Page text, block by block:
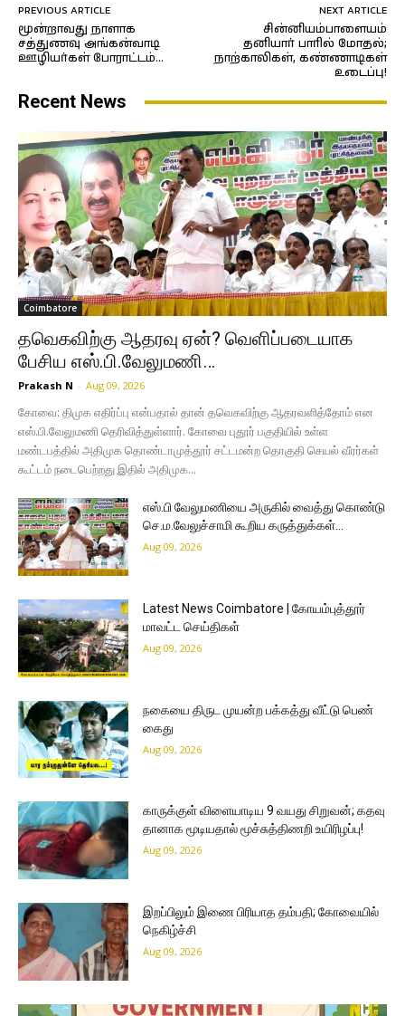
PREVIOUS ARTICLE
மூன்றாவது நாளாக
சத்துணவு அங்கன்வாடி
ஊழியர்கள் போராட்டம்…
NEXT ARTICLE
சின்னியம்பாளையம்
தனியார் பாரில் மோதல்;
நாற்காலிகள், கண்ணாடிகள்
உடைப்பு!
Recent News
Coimbatore
தவெகவிற்கு ஆதரவு ஏன்? வெளிப்படையாக
பேசிய எஸ்.பி.வேலுமணி…
Prakash N - Aug 09, 2026
கோவை: திமுக எதிர்ப்பு என்பதால் தான் தவெகவிற்கு ஆதரவளித்தோம் என
எஸ்.பி.வேலுமணி தெரிவித்துள்ளார். கோவை புதூர் பகுதியில் உள்ள
மண்டபத்தில் அதிமுக தொண்டாமுத்தூர் சட்டமன்ற தொகுதி செயல் வீரர்கள்
கூட்டம் நடைபெற்றது இதில் அதிமுக...
எஸ்.பி வேலுமணியை அருகில் வைத்து கொண்டு
செ.ம.வேலுச்சாமி கூறிய கருத்துக்கள்…
Aug 09, 2026
Latest News Coimbatore | கோயம்புத்தூர்
மாவட்ட செய்திகள்
Aug 09, 2026
நகையை திருட முயன்ற பக்கத்து வீட்டு பெண்
கைது
Aug 09, 2026
காருக்குள் விளையாடிய 9 வயது சிறுவன்; கதவு
தானாக மூடியதால் மூச்சுத்திணறி உயிரிழப்பு!
Aug 09, 2026
இறப்பிலும் இணை பிரியாத தம்பதி; கோவையில்
நெகிழ்ச்சி
Aug 09, 2026